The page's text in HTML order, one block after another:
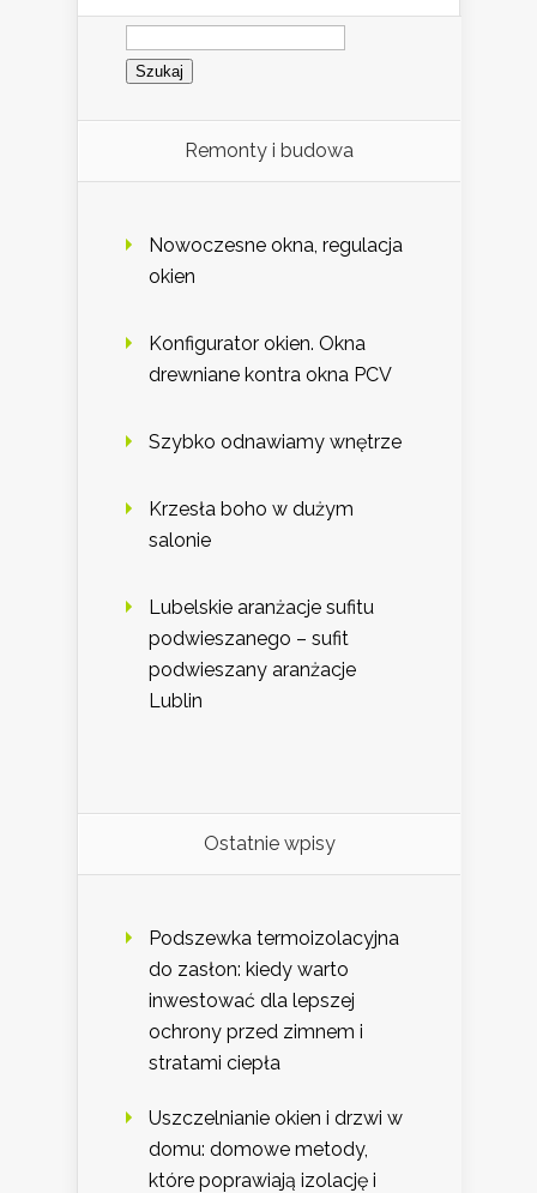
Szukaj:
Remonty i budowa
Nowoczesne okna, regulacja
okien
Konfigurator okien. Okna
drewniane kontra okna PCV
Szybko odnawiamy wnętrze
Krzesła boho w dużym
salonie
Lubelskie aranżacje sufitu
podwieszanego – sufit
podwieszany aranżacje
Lublin
Ostatnie wpisy
Podszewka termoizolacyjna
do zasłon: kiedy warto
inwestować dla lepszej
ochrony przed zimnem i
stratami ciepła
Uszczelnianie okien i drzwi w
domu: domowe metody,
które poprawiają izolację i